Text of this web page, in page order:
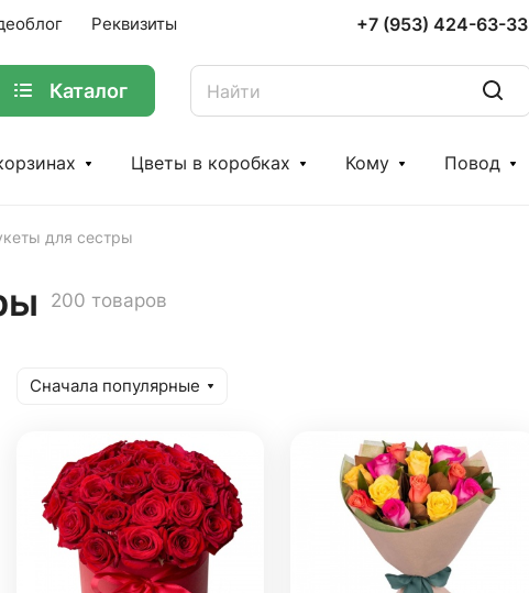
Реквизиты +7 (953) 424-63-33
Каталог
Цветы в коробках Кому Повод
для сестры
200 товаров
Сначала популярные